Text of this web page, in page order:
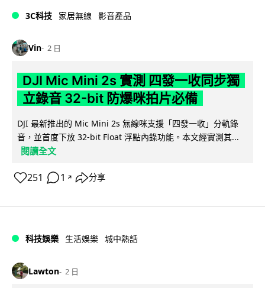
3C科技 家居無線 影音產品
Vin 2 日
DJI Mic Mini 2s 實測 四發一收同步獨
立錄音 32-bit 防爆咪拍片必備
DJI 最新推出的 Mic Mini 2s 無線咪支援「四發一收」分軌錄
音，並首度下放 32-bit Float 浮點內錄功能。本文經實測其...
閱讀全文
251 1 ↗ 分享
科技娛樂 生活娛樂 城中熱話
Lawton 2 日